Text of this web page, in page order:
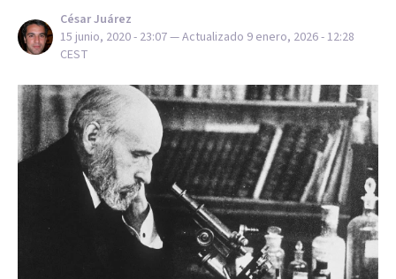
César Juárez
15 junio, 2020 - 23:07— Actualizado 9 enero, 2026 - 12:28
CEST